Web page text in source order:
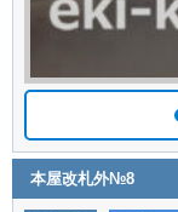
本屋改札外№8